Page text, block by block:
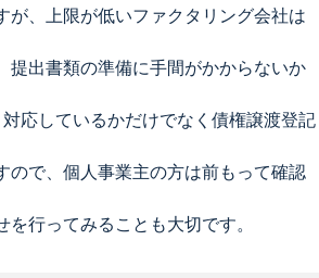
が、上限が低いファクタリング会社は
提出書類の準備に手間がかからないか
応しているかだけでなく債権譲渡登記
ので、個人事業主の方は前もって確認
行ってみることも大切です。